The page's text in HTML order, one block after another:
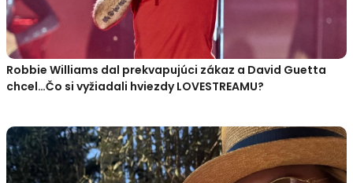
Robbie Williams dal prekvapujúci zákaz a David Guetta
chcel…Čo si vyžiadali hviezdy LOVESTREAMU?